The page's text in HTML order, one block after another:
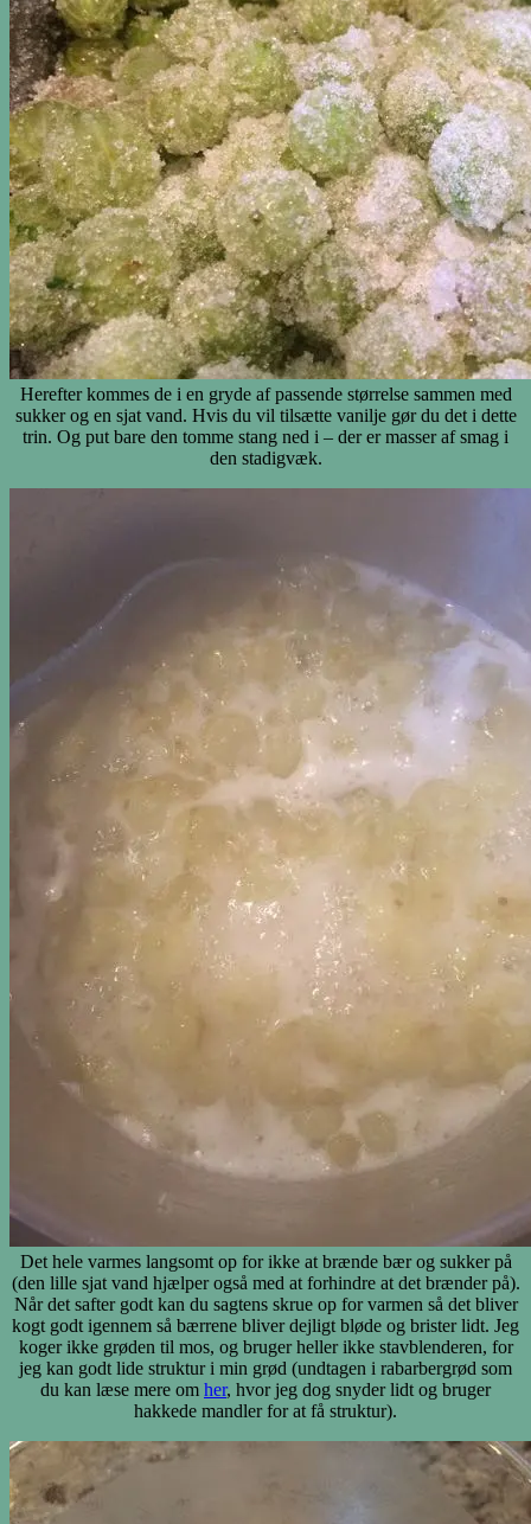
Herefter kommes de i en gryde af passende størrelse sammen med
sukker og en sjat vand. Hvis du vil tilsætte vanilje gør du det i dette
trin. Og put bare den tomme stang ned i – der er masser af smag i
den stadigvæk.
Det hele varmes langsomt op for ikke at brænde bær og sukker på
(den lille sjat vand hjælper også med at forhindre at det brænder på).
Når det safter godt kan du sagtens skrue op for varmen så det bliver
kogt godt igennem så bærrene bliver dejligt bløde og brister lidt. Jeg
koger ikke grøden til mos, og bruger heller ikke stavblenderen, for
jeg kan godt lide struktur i min grød (undtagen i rabarbergrød som
du kan læse mere om her, hvor jeg dog snyder lidt og bruger
hakkede mandler for at få struktur).